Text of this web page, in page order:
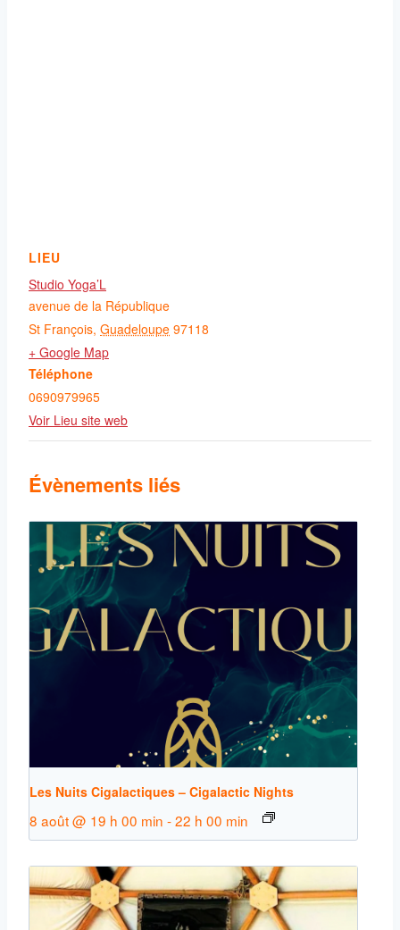
LIEU
Studio Yoga’L
avenue de la République
St François, Guadeloupe 97118
+ Google Map
Téléphone
0690979965
Voir Lieu site web
Évènements liés
Les Nuits Cigalactiques – Cigalactic Nights
8 août @ 19 h 00 min -22 h 00 min